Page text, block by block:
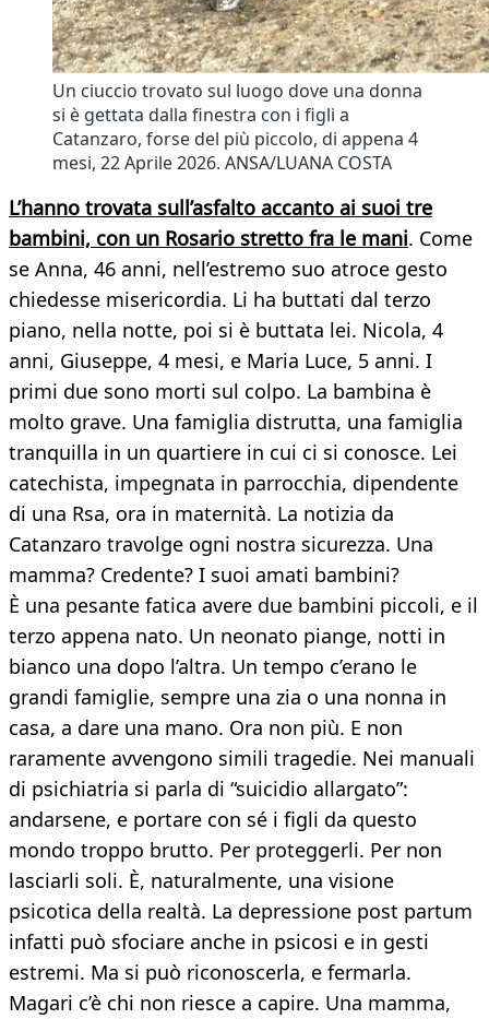
Un ciuccio trovato sul luogo dove una donna
si è gettata dalla finestra con i figli a
Catanzaro, forse del più piccolo, di appena 4
mesi, 22 Aprile 2026. ANSA/LUANA COSTA
L’hanno trovata sull’asfalto accanto ai suoi tre
bambini, con un Rosario stretto fra le mani. Come
se Anna, 46 anni, nell’estremo suo atroce gesto
chiedesse misericordia. Li ha buttati dal terzo
piano, nella notte, poi si è buttata lei. Nicola, 4
anni, Giuseppe, 4 mesi, e Maria Luce, 5 anni. I
primi due sono morti sul colpo. La bambina è
molto grave. Una famiglia distrutta, una famiglia
tranquilla in un quartiere in cui ci si conosce. Lei
catechista, impegnata in parrocchia, dipendente
di una Rsa, ora in maternità. La notizia da
Catanzaro travolge ogni nostra sicurezza. Una
mamma? Credente? I suoi amati bambini?
È una pesante fatica avere due bambini piccoli, e il
terzo appena nato. Un neonato piange, notti in
bianco una dopo l’altra. Un tempo c’erano le
grandi famiglie, sempre una zia o una nonna in
casa, a dare una mano. Ora non più. E non
raramente avvengono simili tragedie. Nei manuali
di psichiatria si parla di “suicidio allargato”:
andarsene, e portare con sé i figli da questo
mondo troppo brutto. Per proteggerli. Per non
lasciarli soli. È, naturalmente, una visione
psicotica della realtà. La depressione post partum
infatti può sfociare anche in psicosi e in gesti
estremi. Ma si può riconoscerla, e fermarla.
Magari c’è chi non riesce a capire. Una mamma,